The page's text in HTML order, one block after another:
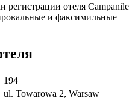
регистрации отеля Campanile
и факсимильные
194
ul. Towarowa 2, Warsaw